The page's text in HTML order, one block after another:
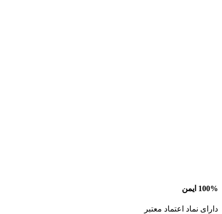
100% ایمن
دارای نماد اعتماد معتبر